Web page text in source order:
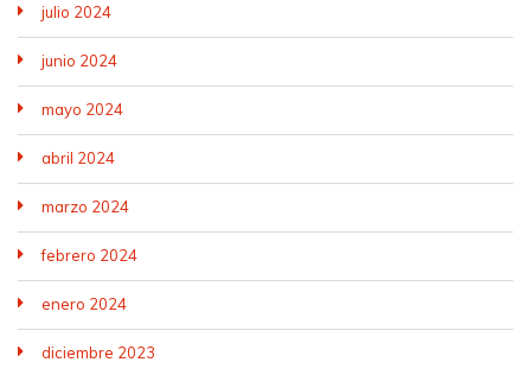
julio 2024
junio 2024
mayo 2024
abril 2024
marzo 2024
febrero 2024
enero 2024
diciembre 2023